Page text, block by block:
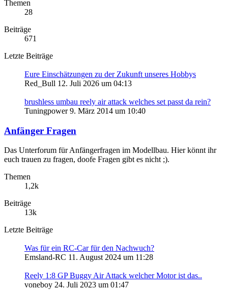
Themen
28
Beiträge
671
Letzte Beiträge
Eure Einschätzungen zu der Zukunft unseres Hobbys
Red_Bull 12. Juli 2026 um 04:13
brushless umbau reely air attack welches set passt da rein?
Tuningpower9. März 2014 um 10:40
Anfänger Fragen
Das Unterforum für Anfängerfragen im Modellbau. Hier könnt ihr
euch trauen zu fragen, doofe Fragen gibt es nicht ;).
Themen
1,2k
Beiträge
13k
Letzte Beiträge
Was für ein RC-Car für den Nachwuch?
Emsland-RC 11. August 2024 um 11:28
Reely 1:8 GP Buggy Air Attack welcher Motor ist das..
voneboy 24. Juli 2023 um 01:47